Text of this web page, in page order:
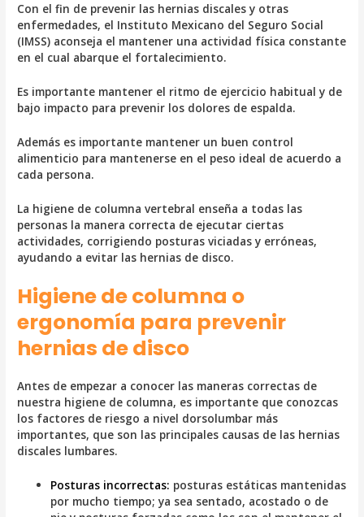
Con el fin de prevenir las hernias discales y otras
enfermedades, el Instituto Mexicano del Seguro Social
(IMSS) aconseja el mantener una actividad física constante
en el cual abarque el fortalecimiento.
Es importante mantener el ritmo de ejercicio habitual y de
bajo impacto para prevenir los dolores de espalda.
Además es importante mantener un buen control
alimenticio para mantenerse en el peso ideal de acuerdo a
cada persona.
La higiene de columna vertebral enseña a todas las
personas la manera correcta de ejecutar ciertas
actividades, corrigiendo posturas viciadas y erróneas,
ayudando a evitar las hernias de disco.
Higiene de columna o
ergonomía para prevenir
hernias de disco
Antes de empezar a conocer las maneras correctas de
nuestra higiene de columna, es importante que conozcas
los factores de riesgo a nivel dorsolumbar más
importantes, que son las principales causas de las hernias
discales lumbares.
Posturas incorrectas: posturas estáticas mantenidas
por mucho tiempo; ya sea sentado, acostado o de